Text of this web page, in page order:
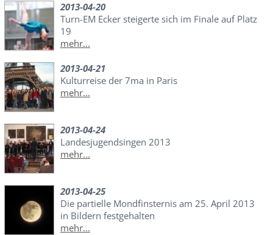
2013-04-20
Turn-EM Ecker steigerte sich im Finale auf Platz
19
mehr...
2013-04-21
Kulturreise der 7ma in Paris
mehr...
2013-04-24
Landesjugendsingen 2013
mehr...
2013-04-25
Die partielle Mondfinsternis am 25. April 2013
in Bildern festgehalten
mehr...